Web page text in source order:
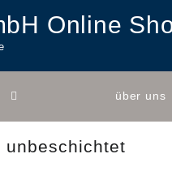
Online
über uns
unbeschichtet